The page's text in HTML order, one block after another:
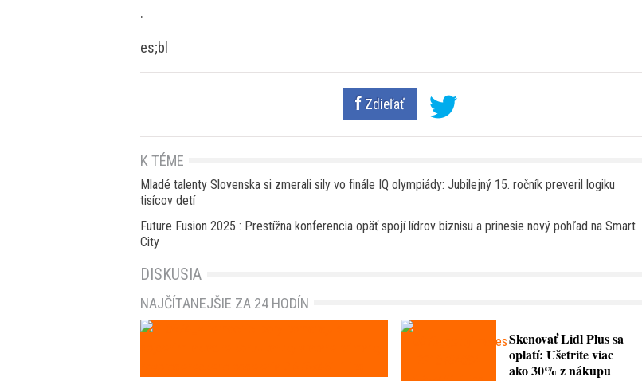
.
es;bl
Zdieľať
K TÉME
Mladé talenty Slovenska si zmerali sily vo finále IQ olympiády: Jubilejný 15. ročník preveril logiku
tisícov detí
Future Fusion 2025 : Prestížna konferencia opäť spojí lídrov biznisu a prinesie nový pohľad na Smart
City
DISKUSIA
NAJČÍTANEJŠIE ZA 24 HODÍN
Skenovať Lidl Plus sa
oplatí: Ušetrite viac
ako 30% z nákupu